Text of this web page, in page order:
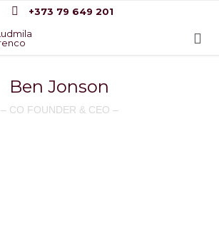
 +373 79 649 201

Ben Jonson
– CO FOUNDER & CEO –